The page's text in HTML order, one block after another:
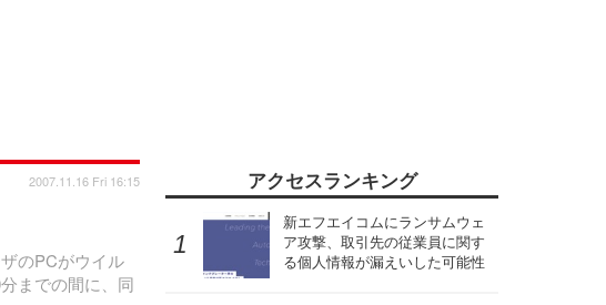
のPCがウイル
までの間に、同
2007.11.16 Fri 16:15 アクセスランキング
新エフエイコムにランサムウェ
ア攻撃、取引先の従業員に関す
る個人情報が漏えいした可能性